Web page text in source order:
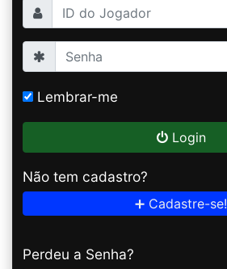
Lembrar-me
Login
Não tem cadastro?
➕ Cadastre-se!
Perdeu a Senha?